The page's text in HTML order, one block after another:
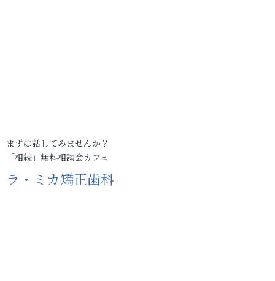
まずは話してみませんか？
「相続」無料相談会カフェ
ラ・ミカ矯正歯科